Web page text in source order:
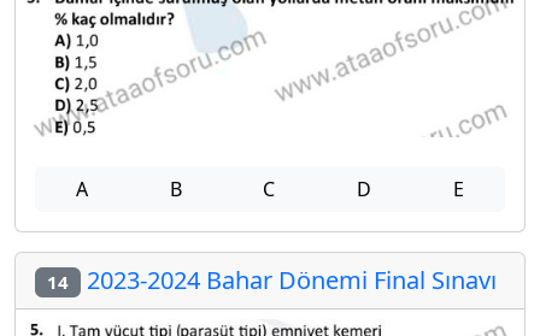
A B C D E
14 2023-2024 Bahar Dönemi Final Sınavı